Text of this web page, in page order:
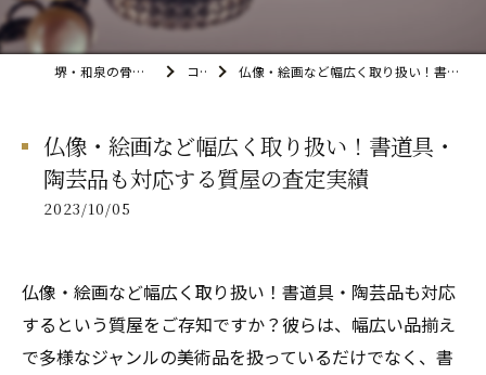
堺・和泉の骨董品買取なら無限堂 コラム 仏像・絵画など幅広く取り扱い！書道具・陶芸品も対応する質屋の査定実績
仏像・絵画など幅広く取り扱い！書道具・
陶芸品も対応する質屋の査定実績
2023/10/05
仏像・絵画など幅広く取り扱い！書道具・陶芸品も対応
するという質屋をご存知ですか？彼らは、幅広い品揃え
で多様なジャンルの美術品を扱っているだけでなく、書